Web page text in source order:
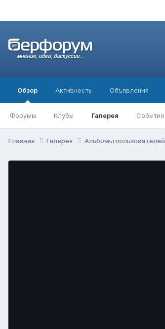
Обзор
Форумы Клубы Галерея События
Активность Объявления
Главная Галерея Альбомы пользователей